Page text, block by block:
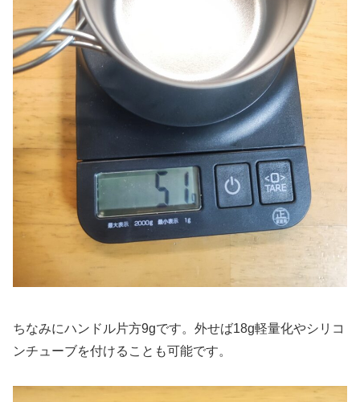
ちなみにハンドル片方9gです。外せば18g軽量化やシリコ
ンチューブを付けることも可能です。